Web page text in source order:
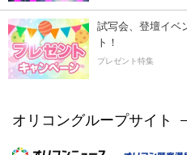
試写会、登壇イベ
ト！
プレゼント特集
オリコングループサイト